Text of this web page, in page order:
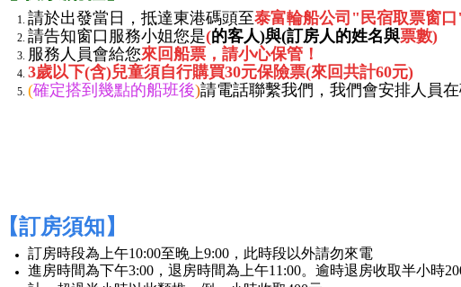
請於出發當日，抵達東港碼頭至泰富輪船公司"民宿取票窗
請告知窗口服務小姐您是(的客人)與(訂房人的姓名與票數)
服務人員會給您來回船票，請小心保管！
3歲以下(含)兒童須自行購買30元保險票(來回共計60元)
(確定搭到幾點的船班後)請電話聯繫我們，我們會安排人員在
【訂房須知】
訂房時段為上午10:00至晚上9:00，此時段以外請勿來電
進房時間為下午3:00，退房時間為上午11:00。逾時退房收取半小時